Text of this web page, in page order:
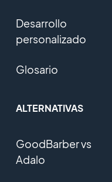
Desarrollo
personalizado
Glosario
ALTERNATIVAS
GoodBarber vs
Adalo